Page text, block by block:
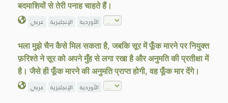
बदमाशियों से तेरी पनाह चाहते हैं।
عربي الإنجليزية الأوردية
भला मुझे चैन कैसे मिल सकता है, जबकि सूर में फूँक मारने पर नियुक्त
फ़रिश्ते ने सूर को अपने मुँह से लगा रखा है और अनुमति की प्रतीक्षा में
है। जैसे ही फूँक मारने की अनुमति प्राप्त होगी, वह फूँक मार देंगे।
عربي الإنجليزية الأوردية